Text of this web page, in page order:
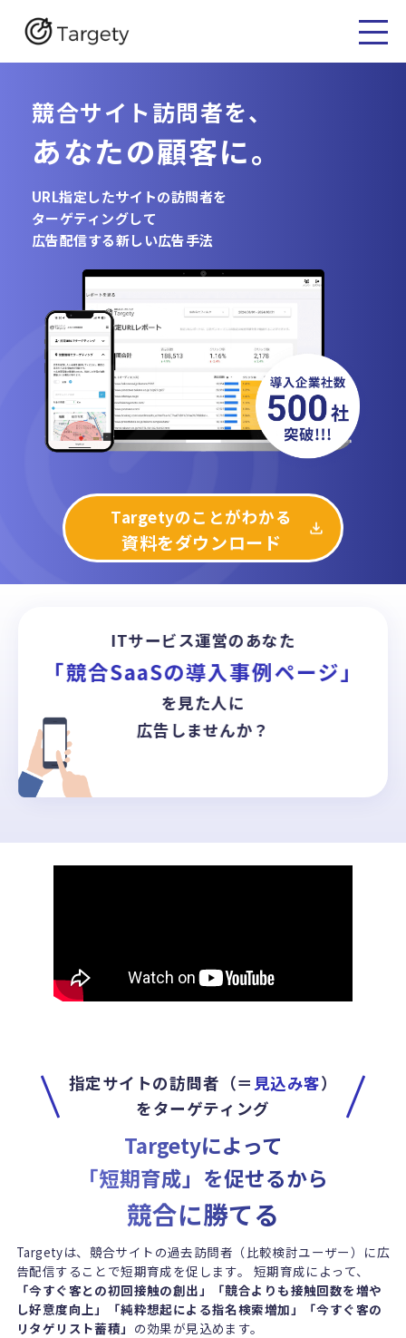
競合サイト訪問者を、
あなたの顧客に。
URL指定したサイトの訪問者を
ターゲティングして
広告配信する新しい広告手法
Targetyのことがわかる
資料をダウンロード
ITサービス運営のあなた
「競合SaaSの導入事例ページ」
を見た人に
広告しませんか？
指定サイトの訪問者（＝ 見込み客）
をターゲティング
Targetyによって
「短期育成」を促せるから
競合に勝てる
Targetyは、競合サイトの過去訪問者（比較検討ユーザー）に広
告配信することで短期育成を促します。 短期育成によって、
「今すぐ客との初回接触の創出」「競合よりも接触回数を増や
し好意度向上」「純粋想起による指名検索増加」「今すぐ客の
リタゲリスト蓄積」 の効果が見込めます。